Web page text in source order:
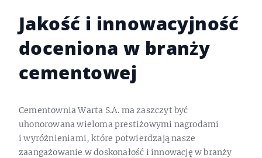
Jakość i innowacyjność
doceniona w branży
cementowej
Cementownia Warta S.A. ma zaszczyt być
uhonorowana wieloma prestiżowymi nagrodami
i wyróżnieniami, które potwierdzają nasze
zaangażowanie w doskonałość i innowację w branży